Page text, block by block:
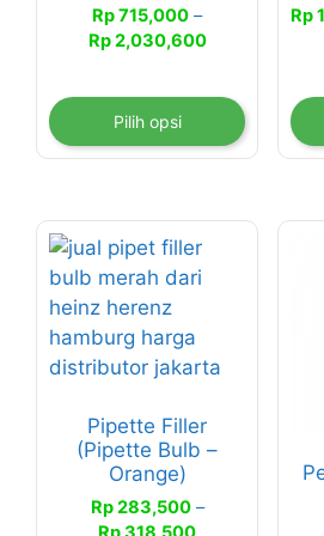
Rp715,000 –
Rp2,030,600Rentang
hingga
Rp 2,030,600
Pilih opsi
halaman
Rp
Pipette Filler
(Pipette Bulb –
Orange)
Rp283,500 –
Rentang
Produk
ini
memiliki
beberapa
varian.
dapat
diambil